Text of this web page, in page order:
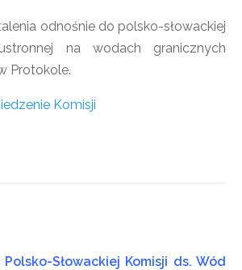
odnośnie do polsko-słowackiej
na wodach granicznych
Protokole.
Komisji
Słowackiej Komisji ds. Wód